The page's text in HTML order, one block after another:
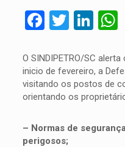
Facebook
Twitter
O SINDIPETRO/SC
inicio de fevereiro, a
visitando os postos de
orientando os
– Normas de
perigosos;